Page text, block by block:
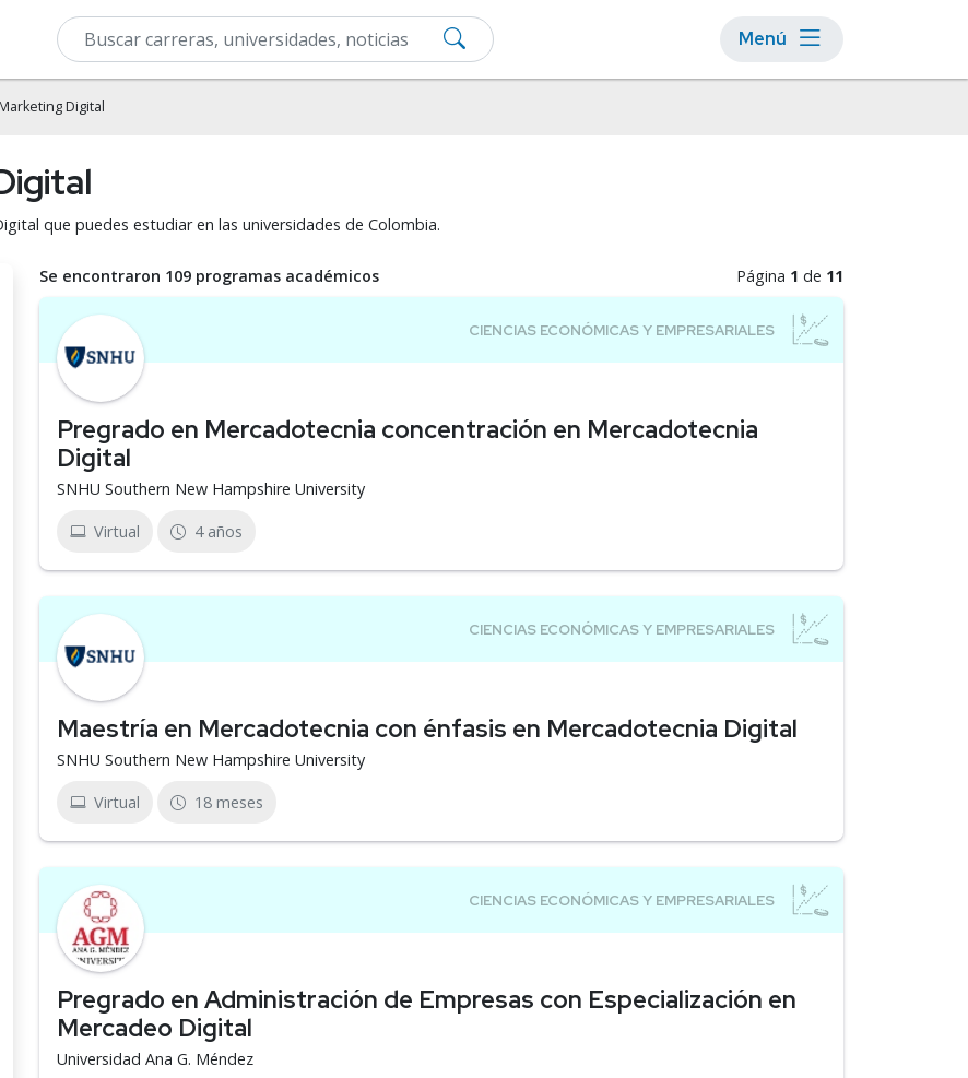
Menú
Digital
que puedes estudiar en las universidades de Colombia.
Se encontraron 109 programas académicos Página 1 de 11
Pregrado en Mercadotecnia concentración en Mercadotecnia
Digital
SNHU Southern New Hampshire University
Virtual 4 años
Maestría en Mercadotecnia con énfasis en Mercadotecnia Digital
SNHU Southern New Hampshire University
Virtual 18 meses
Pregrado en Administración de Empresas con Especialización en
Mercadeo Digital
Universidad Ana G. Méndez